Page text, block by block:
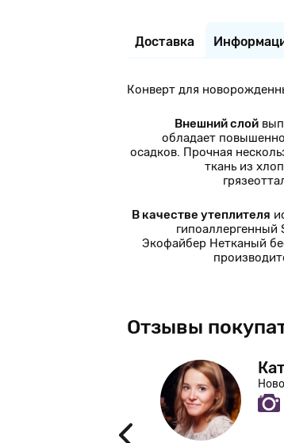
Доставка
Конверт для
Внешний слой
обладает
осадков. Прочная
ткань из
В качестве утеплителя
Экофайбер Нетканый
Отзывы